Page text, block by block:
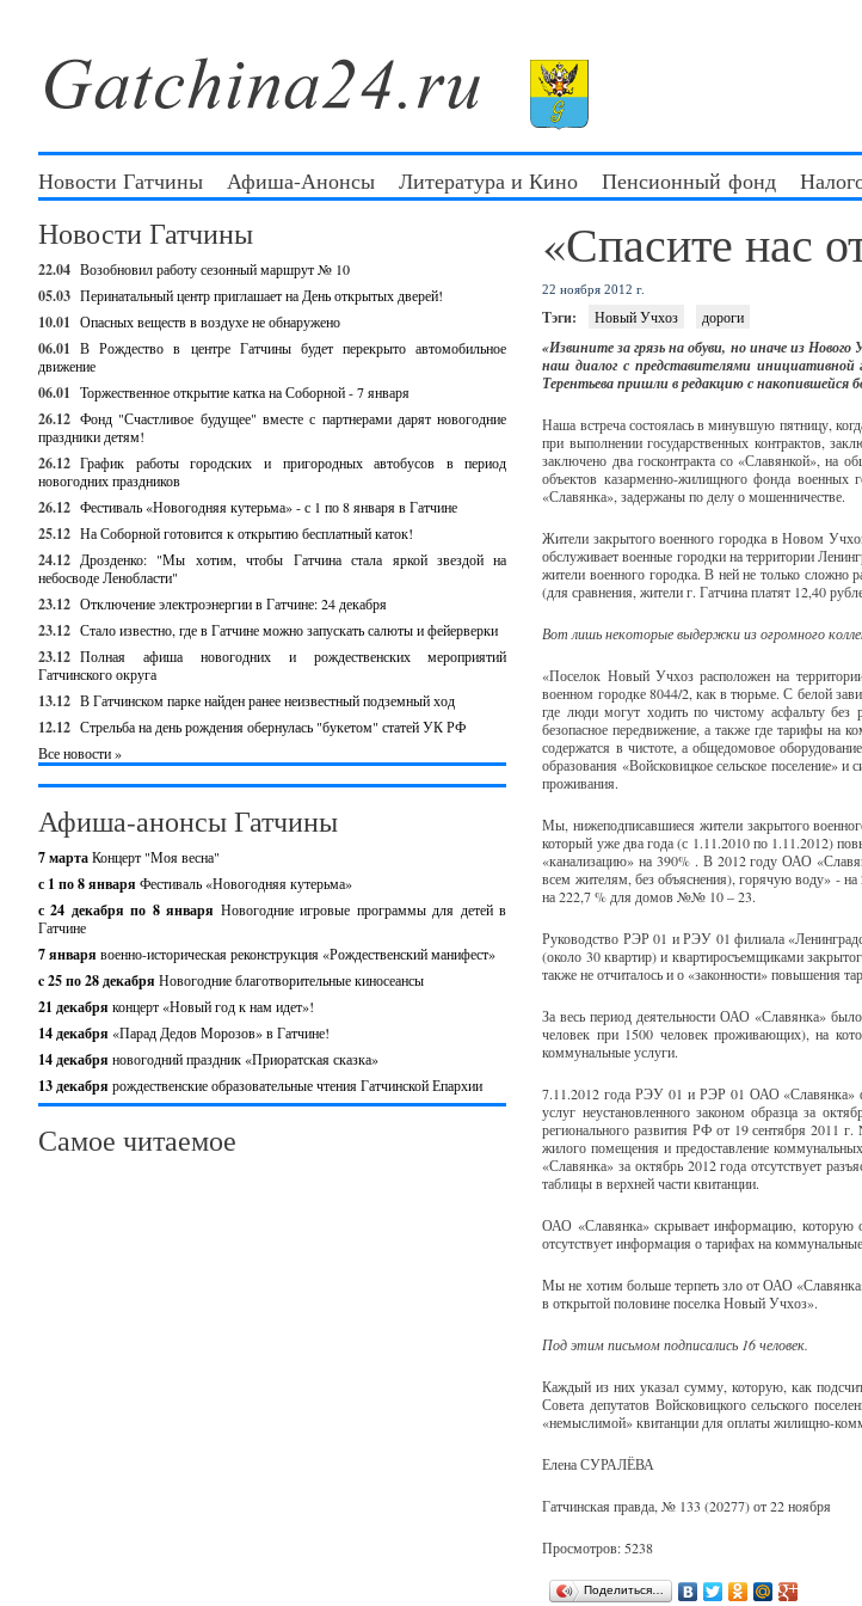
Новости Гатчины Афиша-Анонсы Литература и Кино Пенсионный фонд
Новости Гатчины
22.04 Возобновил работу сезонный маршрут № 10
05.03 Перинатальный центр приглашает на День открытых дверей!
10.01 Опасных веществ в воздухе не обнаружено
06.01 В Рождество в центре Гатчины будет перекрыто автомобильное
движение
06.01 Торжественное открытие катка на Соборной - 7 января
26.12 Фонд "Счастливое будущее" вместе с партнерами дарят новогодние
праздники детям!
26.12 График работы городских и пригородных автобусов в период
новогодних праздников
26.12 Фестиваль «Новогодняя кутерьма» - с 1 по 8 января в Гатчине
25.12 На Соборной готовится к открытию бесплатный каток!
24.12 Дрозденко: "Мы хотим, чтобы Гатчина стала яркой звездой на
небосводе Ленобласти"
23.12 Отключение электроэнергии в Гатчине: 24 декабря
23.12 Стало известно, где в Гатчине можно запускать салюты и фейерверки
23.12 Полная афиша новогодних и рождественских мероприятий
Гатчинского округа
13.12 В Гатчинском парке найден ранее неизвестный подземный ход
12.12 Стрельба на день рождения обернулась "букетом" статей УК РФ
Все новости »
Афиша-анонсы Гатчины
7 мартаКонцерт "Моя весна"
с 1 по 8 января Фестиваль «Новогодняя кутерьма»
с 24 декабря по 8 января Новогодние игровые программы для детей в
Гатчине
7 января военно-историческая реконструкция «Рождественский манифест»
c 25 по 28 декабря Новогодние благотворительные киносеансы
21 декабря концерт «Новый год к нам идет»!
14 декабря «Парад Дедов Морозов» в Гатчине!
14 декабря новогодний праздник «Приоратская сказка»
13 декабря рождественские образовательные чтения Гатчинской Епархии
Самое читаемое
«Спасите нас
22 ноября 2012 г.
Тэги: Новый Учхоз дороги
«Извините за грязь на обуви, но иначе из
наш диалог с представителями инициативной
Терентьева пришли в редакцию с
Наша встреча состоялась в минувшую пятницу,
при выполнении государственных контрактов,
заключено два госконтракта со «Славянкой», на
объектов казарменно-жилищного фонда
«Славянка», задержаны по делу о мошенничестве.
Жители закрытого военного городка в Новом
обслуживает военные городки на территории
жители военного городка. В ней не только
(для сравнения, жители г. Гатчина платят 12,40
Вот лишь некоторые выдержки из огромного
«Поселок Новый Учхоз расположен на
военном городке 8044/2, как в тюрьме. С белой
где люди могут ходить по чистому асфальту без
безопасное передвижение, а также где тарифы на
содержатся в чистоте, а общедомовое
образования «Войсковицкое сельское поселение»
проживания.
Мы, нижеподписавшиеся жители закрытого
который уже два года (с 1.11.2010 по 1.11.2012)
«канализацию» на 390% . В 2012 году ОАО
всем жителям, без объяснения), горячую воду» -
на 222,7 % для домов №№ 10 – 23.
Руководство РЭР 01 и РЭУ 01 филиала
(около 30 квартир) и квартиросъемщиками
также не отчиталось и о «законности» повышения
За весь период деятельности ОАО «Славянка»
человек при 1500 человек проживающих), на
коммунальные услуги.
7.11.2012 года РЭУ 01 и РЭР 01 ОАО «Славянка»
услуг неустановленного законом образца за
регионального развития РФ от 19 сентября 2011
жилого помещения и предоставление
«Славянка» за октябрь 2012 года отсутствует
таблицы в верхней части квитанции.
ОАО «Славянка» скрывает информацию, которую
отсутствует информация о тарифах на
Мы не хотим больше терпеть зло от ОАО
в открытой половине поселка Новый Учхоз».
Под этим письмом подписались 16 человек.
Каждый из них указал сумму, которую, как
Совета депутатов Войсковицкого сельского
«немыслимой» квитанции для оплаты жилищно-
Елена СУРАЛЁВА
Гатчинская правда, № 133 (20277) от 22 ноября
Просмотров: 5238
Поделиться…